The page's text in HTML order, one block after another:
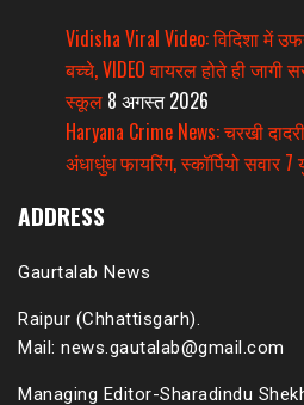
Vidisha Viral Video: विदिशा में
बच्चे, VIDEO वायरल होते ही जागी
स्कूल 8 अगस्त 2026
Haryana Crime News: चरखी
अंधाधुंध फायरिंग, स्कॉर्पियो सवार
ADDRESS
Gaurtalab News
Raipur (Chhattisgarh).
Mail: news.gautalab@gmail.com
Managing Editor-Sharadindu